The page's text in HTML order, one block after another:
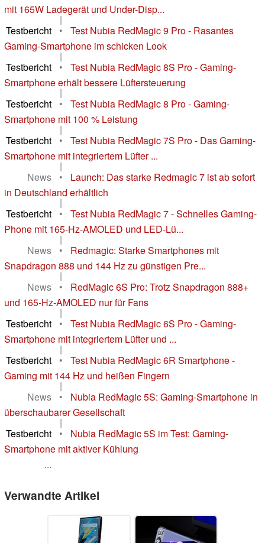
mit 165W Ladegerät und Under-Disp...
|
Testbericht
•
Test Nubia RedMagic 9 Pro - Rasantes
Gaming-Smartphone im schicken Look
|
Testbericht
•
Test Nubia RedMagic 8S Pro - Gaming-
Smartphone erhält bessere Lüftersteuerung
|
Testbericht
•
Test Nubia RedMagic 8 Pro - Gaming-
Smartphone mit 100 % Leistung
|
Testbericht
•
Test Nubia RedMagic 7S Pro - Das Gaming-
Smartphone mit integriertem Lüfter ...
|
News
•
Launch: Das starke Redmagic 7 ist ab sofort
in Deutschland erhältlich
|
Testbericht
•
Test Nubia RedMagic 7 - Schnelles Gaming-
Phone mit 165-Hz-AMOLED und LED-Lü...
|
News
•
Redmagic: Starke Smartphones mit
Snapdragon 888 und 144 Hz zu günstigen Pre...
|
News
•
RedMagic 6S Pro: Trotz Snapdragon 888+
und 165-Hz-AMOLED nur für Fans
|
Testbericht
•
Test Nubia RedMagic 6S Pro - Gaming-
Smartphone mit integriertem Lüfter und ...
|
Testbericht
•
Test Nubia RedMagic 6R Smartphone -
Gaming mit 144 Hz und heißen Fingern
|
News
•
Nubia RedMagic 5S: Gaming-Smartphone in
überschaubarer Gesellschaft
|
Testbericht
•
Nubia RedMagic 5S im Test: Gaming-
Smartphone mit aktiver Kühlung
...
Verwandte Artikel